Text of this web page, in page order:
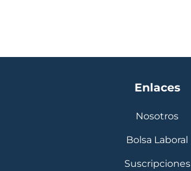
Enlaces
Nosotros
Bolsa Laboral
Suscripciones